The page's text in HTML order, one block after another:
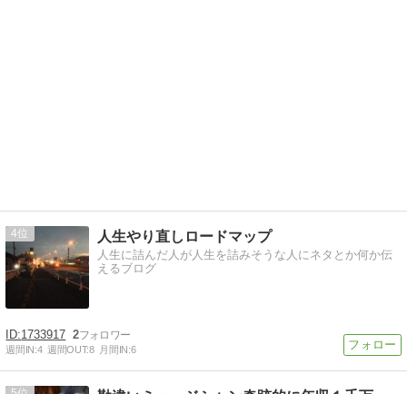
4 人生やり直しロードマップ
人生に詰んだ人が人生を詰みそうな人にネタとか何か伝
えるブログ
1733917 2
週間IN:4 週間OUT:8 月間IN:6